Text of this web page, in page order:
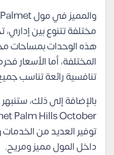
مختلفة تتنوع بين
هذه الوحدات بمساحات
المختلفة، أما الأسعار
تنافسية رائعة تناسب
بالإضافة إلى ذلك،
توفير العديد من
داخل المول مميز ومريح.